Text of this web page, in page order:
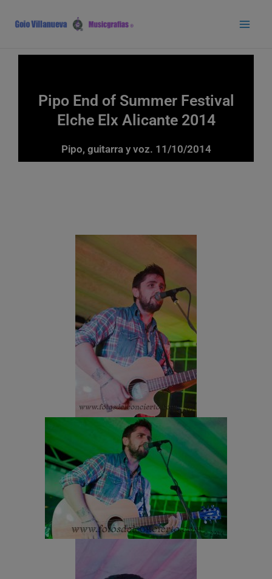
contenido
Pipo End of Summer Festival
Elche Elx Alicante 2014
Pipo, guitarra y voz. 11/10/2014